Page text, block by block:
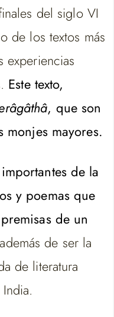
del siglo VI
de los textos más
experiencias
Este texto,
, que son
monjes mayores.
de la
y poemas que
de un
de ser la
de literatura